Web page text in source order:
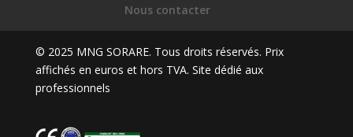
Nous contacter
© 2025 MNG SORARE. Tous droits réservés. Prix
affichés en euros et hors TVA. Site dédié aux
professionnels